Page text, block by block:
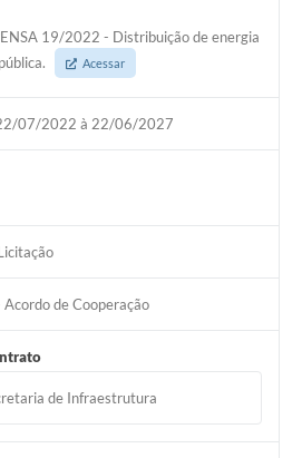
19/2022 - Distribuição de energia
Acessar
07/2022 à 22/06/2027
Acordo de Cooperação
de Infraestrutura